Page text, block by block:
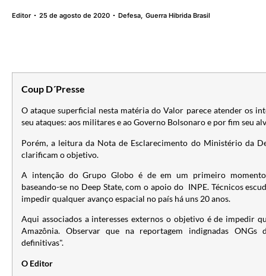
Editor 25 de agosto de 2020 Defesa,Guerra Hibrida Brasil
Coup D´Presse
O ataque superficial nesta matéria do Valor parece atender os
seu ataques: aos militares e ao Governo Bolsonaro e por fim seu
Porém, a leitura da Nota de Esclarecimento do Ministério da
clarificam o objetivo.
A intenção do Grupo Globo é de em um primeiro
baseando-se no Deep State, com o apoio do INPE. Técnicos
impedir qualquer avanço espacial no país há uns 20 anos.
Aqui associados a interesses externos o objetivo é de impedir
Amazônia. Observar que na reportagem indignadas ONGs
definitivas".
O Editor